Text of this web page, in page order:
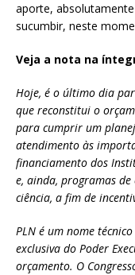
aporte,
sucumbir, neste
Veja a nota na
Hoje, é o último dia
que reconstitui o
para cumprir um
atendimento às
financiamento dos
e, ainda, programas
ciência, a fim de
PLN é um nome
exclusiva do Poder
orçamento. O